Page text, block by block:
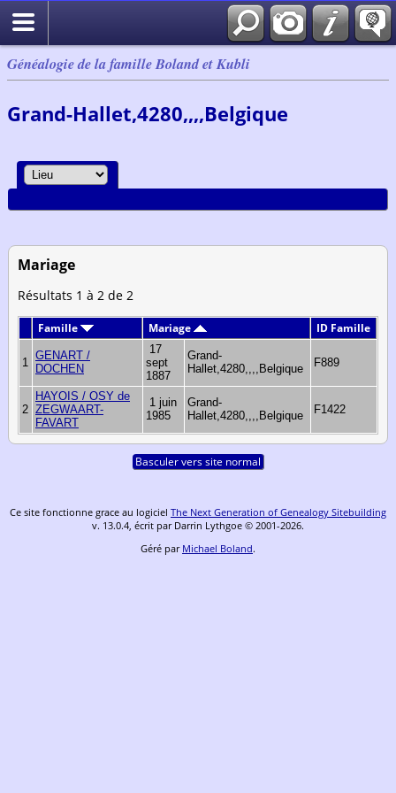
Généalogie de la famille Boland et Kubli
Grand-Hallet,4280,,,,Belgique
Mariage
Résultats 1 à 2 de 2
Famille Mariage ID Famille
1
GENART /
DOCHEN
17
sept
1887
Grand-
Hallet,4280,,,,Belgique
F889
2
HAYOIS / OSY de
ZEGWAART-
FAVART
1 juin
1985
Grand-
Hallet,4280,,,,Belgique
F1422
Basculer vers site normal
Ce site fonctionne grace au logiciel The Next Generation of Genealogy Sitebuilding
v. 13.0.4, écrit par Darrin Lythgoe © 2001-2026.
Géré par Michael Boland.